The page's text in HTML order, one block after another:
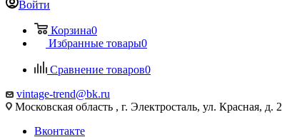
Войти
Корзина0
Избранные товары0
Сравнение товаров0
vintage-trend@bk.ru
Московская область , г. Электросталь, ул. Красная, д. 2
Вконтакте